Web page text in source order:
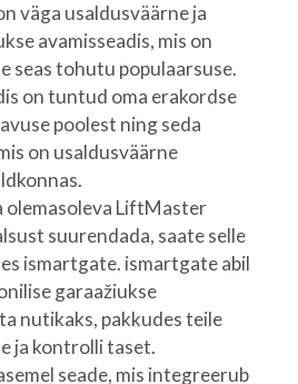
väga usaldusväärne ja
avamisseadis, mis on
seas tohutu populaarsuse.
on tuntud oma erakordse
poolest ning seda
on usaldusväärne
olemasoleva LiftMaster
suurendada, saate selle
ismartgate. ismartgate abil
garaažiukse
nutikaks, pakkudes teile
ja kontrolli taset.
seade, mis integreerub